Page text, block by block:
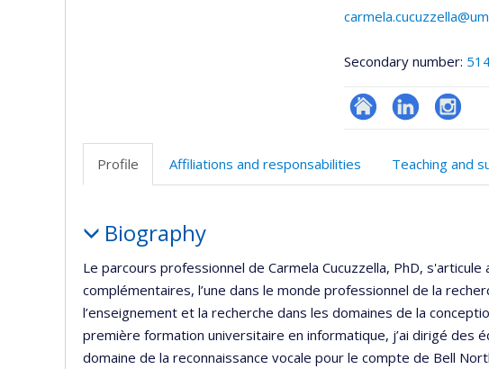
Secondary number:
Site
LinkedIn
Profile
Affiliations and responsabilities
Teaching and
Biography
Le parcours professionnel de Carmela Cucuzzella, PhD,
complémentaires, l’une dans le monde professionnel de la
l’enseignement et la recherche dans les domaines de la
première formation universitaire en informatique, j’ai dirigé des
domaine de la reconnaissance vocale pour le compte de Bell